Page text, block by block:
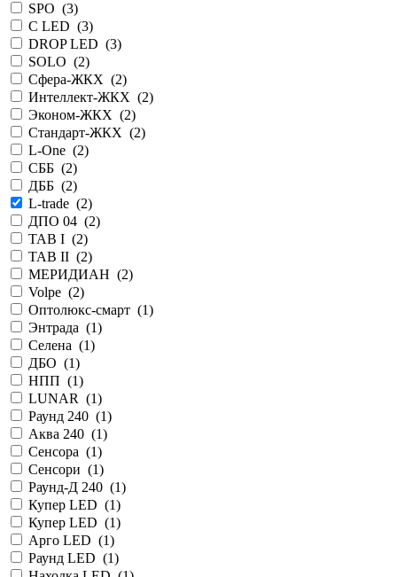
SPO (3)
C LED (3)
DROP LED (3)
SOLO (2)
Сфера-ЖКХ (2)
Интеллект-ЖКХ (2)
Эконом-ЖКХ (2)
Стандарт-ЖКХ (2)
L-One (2)
СББ (2)
ДББ (2)
L-trade (2)
ДПО 04 (2)
TAB I (2)
TAB II (2)
МЕРИДИАН (2)
Volpe (2)
Оптолюкс-смарт (1)
Энтрада (1)
Селена (1)
ДБО (1)
НПП (1)
LUNAR (1)
Раунд 240 (1)
Аква 240 (1)
Сенсора (1)
Сенсори (1)
Раунд-Д 240 (1)
Купер LED (1)
Купер LED (1)
Арго LED (1)
Раунд LED (1)